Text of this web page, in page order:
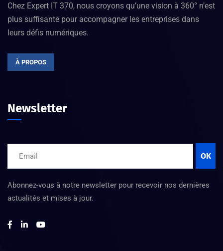
Chez Expert IT 370, nous croyons qu’une vision à 360° n’est
plus suffisante pour accompagner les entreprises dans
leurs défis numériques.
À PROPOS
Newsletter
OK
Abonnez-vous à notre newsletter pour recevoir nos dernières
actualités et mises à jour.